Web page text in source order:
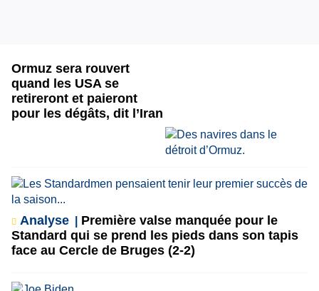
Ormuz sera rouvert
quand les USA se
retireront et paieront
pour les dégâts, dit l’Iran
Analyse
Première valse manquée pour le
Standard qui se prend les pieds dans son tapis
face au Cercle de Bruges (2-2)